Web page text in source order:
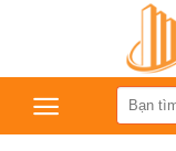
dung
Tìm
kiếm: